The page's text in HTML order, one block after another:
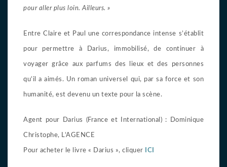
pour aller plus loin. Ailleurs. »
Entre Claire et Paul une correspondance intense s’établit
pour permettre à Darius, immobilisé, de continuer à
voyager grâce aux parfums des lieux et des personnes
qu’il a aimés. Un roman universel qui, par sa force et son
humanité, est devenu un texte pour la scène.
Agent pour Darius (France et International) : Dominique
Christophe, L’AGENCE
Pour acheter le livre « Darius », cliquer ICI